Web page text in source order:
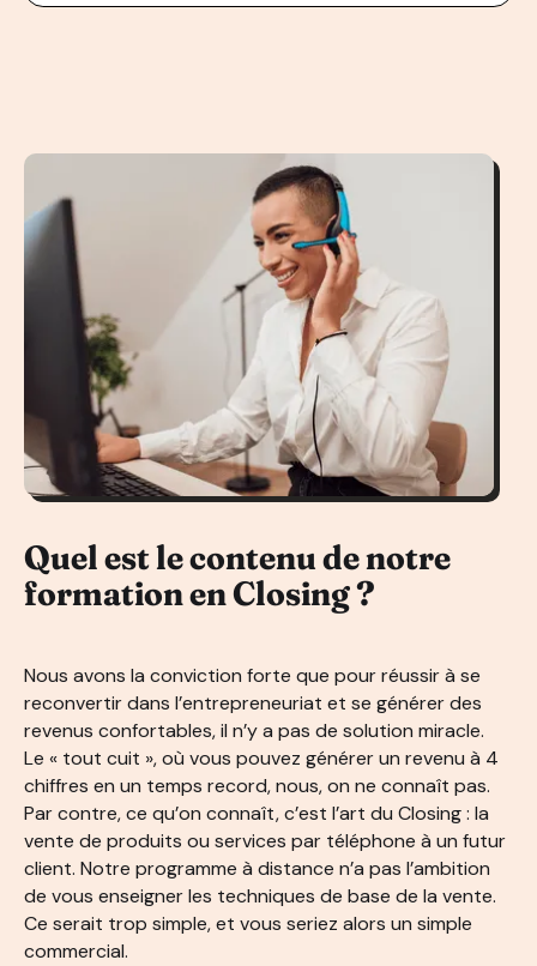
Quel est le contenu de notre
formation en Closing ?
Nous avons la conviction forte que pour réussir à se
reconvertir dans l’entrepreneuriat et se générer des
revenus confortables, il n’y a pas de solution miracle.
Le « tout cuit », où vous pouvez générer un revenu à 4
chiffres en un temps record, nous, on ne connaît pas.
Par contre, ce qu’on connaît, c’est l’art du Closing : la
vente de produits ou services par téléphone à un futur
client. Notre programme à distance n’a pas l’ambition
de vous enseigner les techniques de base de la vente.
Ce serait trop simple, et vous seriez alors un simple
commercial.